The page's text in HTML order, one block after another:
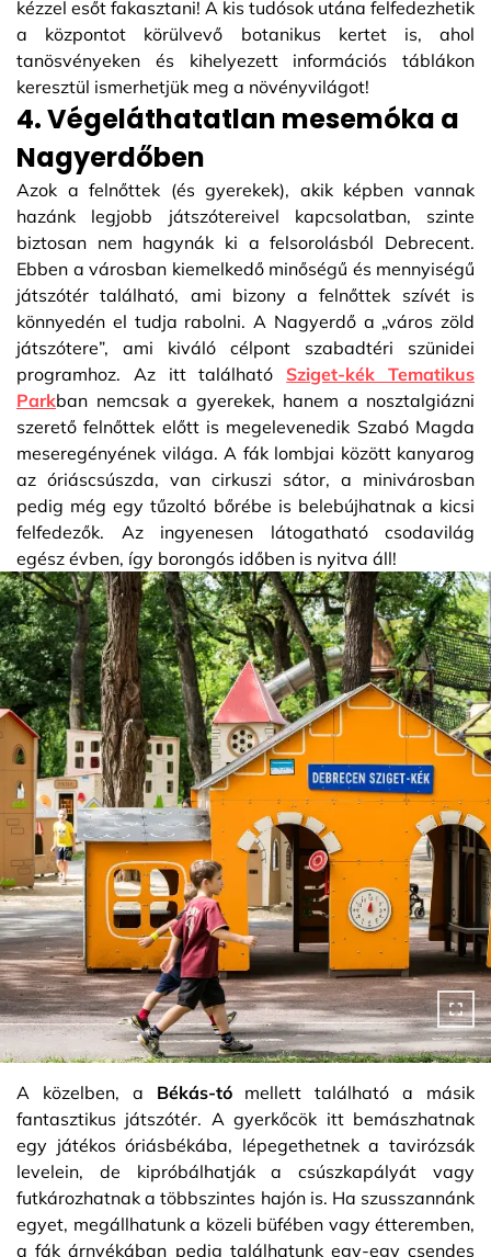
kézzel esőt fakasztani! A kis tudósok utána felfedezhetik
a központot körülvevő botanikus kertet is, ahol
tanösvényeken és kihelyezett információs táblákon
keresztül ismerhetjük meg a növényvilágot!
4. Végeláthatatlan mesemóka a
Nagyerdőben
Azok a felnőttek (és gyerekek), akik képben vannak
hazánk legjobb játszótereivel kapcsolatban, szinte
biztosan nem hagynák ki a felsorolásból Debrecent.
Ebben a városban kiemelkedő minőségű és mennyiségű
játszótér található, ami bizony a felnőttek szívét is
könnyedén el tudja rabolni. A Nagyerdő a „város zöld
játszótere”, ami kiváló célpont szabadtéri szünidei
programhoz. Az itt található Sziget-kék Tematikus
Parkban nemcsak a gyerekek, hanem a nosztalgiázni
szerető felnőttek előtt is megelevenedik Szabó Magda
meseregényének világa. A fák lombjai között kanyarog
az óriáscsúszda, van cirkuszi sátor, a minivárosban
pedig még egy tűzoltó bőrébe is belebújhatnak a kicsi
felfedezők. Az ingyenesen látogatható csodavilág
egész évben, így borongós időben is nyitva áll!
A közelben, a Békás-tó mellett található a másik
fantasztikus játszótér. A gyerkőcök itt bemászhatnak
egy játékos óriásbékába, lépegethetnek a tavirózsák
levelein, de kipróbálhatják a csúszkapályát vagy
futkározhatnak a többszintes hajón is. Ha szusszannánk
egyet, megállhatunk a közeli büfében vagy étteremben,
a fák árnyékában pedig találhatunk egy-egy csendes